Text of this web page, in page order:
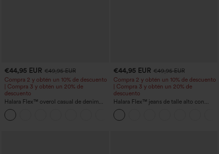
€44,95 EUR €49,95 EUR
Compra 2 y obtén un 10% de descuento
| Compra 3 y obtén un 20% de
descuento
Halara Flex™ overol casual de denim
lavado con escote en V y bolsillos
€44,95 EUR €49,95 EUR
Compra 2 y obtén un 10% de descuento
| Compra 3 y obtén un 20% de
descuento
Halara Flex™ jeans de talle alto con
bolsillos, dobladillo enrollado, pierna
ancha y efecto lavado, estilo casual